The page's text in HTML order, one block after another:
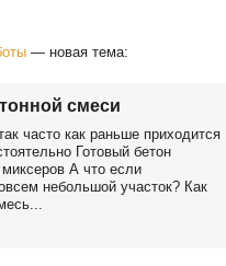
— новая тема:
смеси
часто как раньше приходится
Готовый бетон
А что если
небольшой участок? Как